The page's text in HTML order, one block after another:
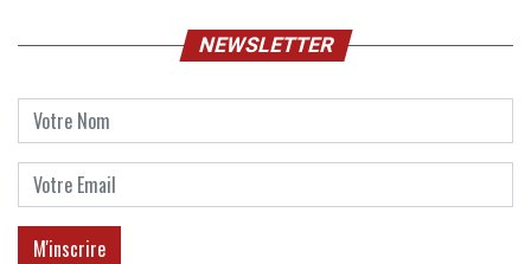
NEWSLETTER